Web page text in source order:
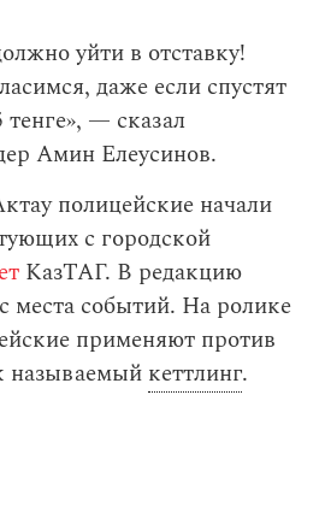
уйти в отставку!
даже если спустят
тенге», — сказал
Амин Елеусинов.
полицейские начали
с городской
КазТАГ. В редакцию
места событий. На ролике
применяют против
называемый кеттлинг.